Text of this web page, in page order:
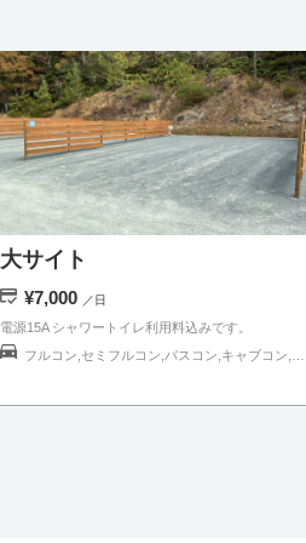
大サイト
¥7,000 ／日
電源15A シャワートイレ利用料込みです。